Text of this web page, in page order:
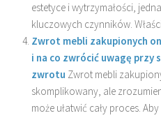
estetyce i wytrzymałości,
kluczowych czynników.
Zwrot mebli zakupionych
i na co zwrócić uwagę
zwrotu Zwrot mebli
skomplikowany, ale
może ułatwić cały proces.